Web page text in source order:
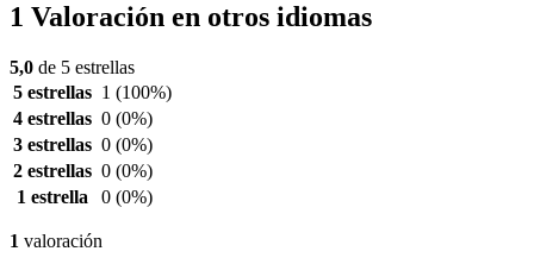
1 Valoración en otros idiomas
5,0 de 5 estrellas
5 estrellas 1 (100%)
4 estrellas 0 (0%)
3 estrellas 0 (0%)
2 estrellas 0 (0%)
1 estrella
0 (0%)
1 valoración